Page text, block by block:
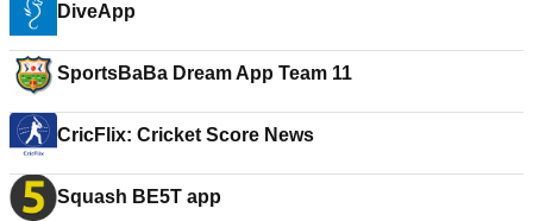
DiveApp
SportsBaBa Dream App Team 11
CricFlix: Cricket Score News
Squash BE5T app